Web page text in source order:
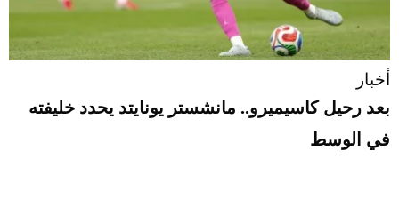
أخبار
بعد رحيل كاسيميرو.. مانشستر يونايتد يحدد خليفته
في الوسط